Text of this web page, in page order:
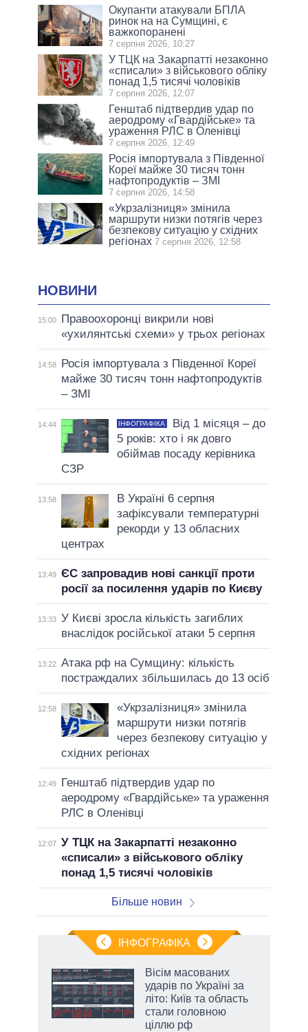
Окупанти атакували БПЛА
ринок на на Сумщині, є
важкопоранені
7 серпня 2026, 10:27
У ТЦК на Закарпатті незаконно
«списали» з військового обліку
понад 1,5 тисячі чоловіків
7 серпня 2026, 12:07
Генштаб підтвердив удар по
аеродрому «Гвардійське» та
ураження РЛС в Оленівці
7 серпня 2026, 12:49
Росія імпортувала з Південної
Кореї майже 30 тисяч тонн
нафтопродуктів – ЗМІ
7 серпня 2026, 14:58
«Укрзалізниця» змінила
маршрути низки потягів через
безпекову ситуацію у східних
регіонах 7 серпня 2026, 12:58
НОВИНИ
15:00
Правоохоронці викрили нові
«ухилянтські схеми» у трьох регіонах
14:58
Росія імпортувала з Південної Кореї
майже 30 тисяч тонн нафтопродуктів
– ЗМІ
14:44 ІНФОГРАФІКА
Від 1 місяця – до
5 років: хто і як довго
обіймав посаду керівника
СЗР
13:58
В Україні 6 серпня
зафіксували температурні
рекорди у 13 обласних
центрах
13:49 ЄС запровадив нові санкції проти
росії за посилення ударів по Києву
13:33 У Києві зросла кількість загиблих
внаслідок російської атаки 5 серпня
13:22 Атака рф на Сумщину: кількість
постраждалих збільшилась до 13 осіб
12:58
«Укрзалізниця» змінила
маршрути низки потягів
через безпекову ситуацію у
східних регіонах
12:49
Генштаб підтвердив удар по
аеродрому «Гвардійське» та ураження
РЛС в Оленівці
12:07 У ТЦК на Закарпатті незаконно
«списали» з військового обліку
понад 1,5 тисячі чоловіків
Більше новин
ІНФОГРАФІКА
Вісім масованих
ударів по Україні за
літо: Київ та область
стали головною
ціллю рф